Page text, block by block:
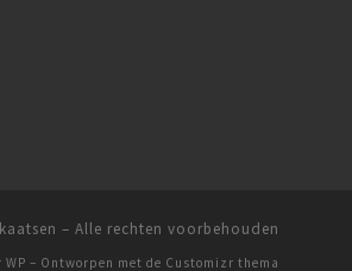
– Alle rechten voorbehouden
WP – Ontworpen met de Customizr thema